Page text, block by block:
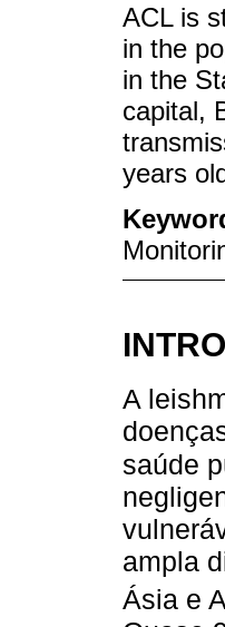
ACL is
in the
in the
capital,
years
A
saúde
ampla
Ásia e